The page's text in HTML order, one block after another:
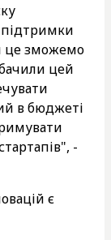
це зможемо
цей
в бюджеті
-
є